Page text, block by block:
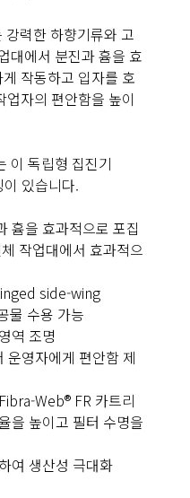
력한 하향기류와 고
대에서 분진과 흄을 효
작동하고 입자를 호
자의 편안함을 높이
이 독립형 집진기
있습니다.
흄을 효과적으로 포집
작업대에서 효과적으
side-wing
물 수용 가능
역 조명
운영자에게 편안함 제
Web® FR 카트리
을 높이고 필터 수명을
여 생산성 극대화